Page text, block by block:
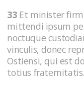
33 Et minister
mittendi ipsum
noctuque
vinculis, donec
Ostiensi, qui est
totius fraternitatis.